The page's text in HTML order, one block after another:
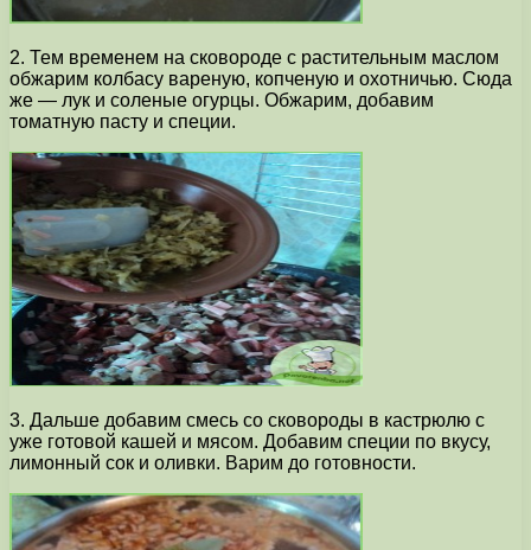
2. Тем временем на сковороде с растительным маслом
обжарим колбасу вареную, копченую и охотничью. Сюда
же — лук и соленые огурцы. Обжарим, добавим
томатную пасту и специи.
3. Дальше добавим смесь со сковороды в кастрюлю с
уже готовой кашей и мясом. Добавим специи по вкусу,
лимонный сок и оливки. Варим до готовности.